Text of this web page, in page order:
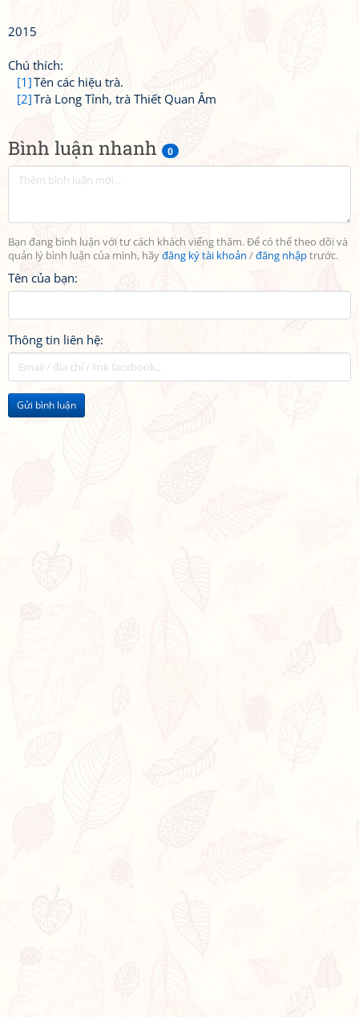
Bình luận nhanh 0
Bạn đang bình luận với tư cách khách viếng thăm. Để có thể theo dõi và
quản lý bình luận của mình, hãyđăng ký tài khoản /đăng nhậptrước.
Tên của bạn:
Thông tin liên hệ:
Gửi bình luận
2015
Chú thích:
[1]Tên các hiệu trà.
[2]Trà Long Tỉnh, trà Thiết Quan Âm